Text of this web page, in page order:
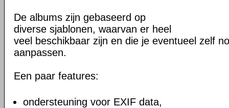
De albums zijn gebaseerd op
diverse sjablonen, waarvan er heel
veel beschikbaar zijn en die je eventueel zelf
aanpassen.
Een paar features:
ondersteuning voor EXIF data,